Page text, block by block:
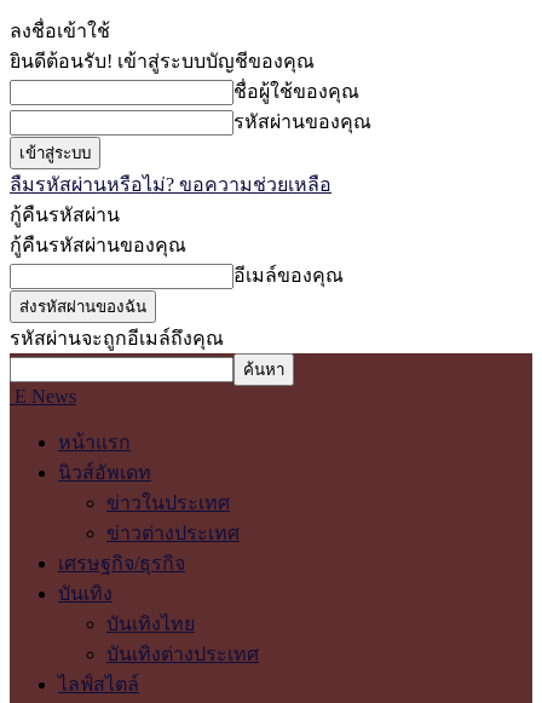
ลงชื่อเข้าใช้
ยินดีต้อนรับ! เข้าสู่ระบบบัญชีของคุณ
ชื่อผู้ใช้ของคุณ
รหัสผ่านของคุณ
ลืมรหัสผ่านหรือไม่? ขอความช่วยเหลือ
กู้คืนรหัสผ่าน
กู้คืนรหัสผ่านของคุณ
อีเมล์ของคุณ
รหัสผ่านจะถูกอีเมล์ถึงคุณ
E News
หน้าแรก
นิวส์อัพเดท
ข่าวในประเทศ
ข่าวต่างประเทศ
เศรษฐกิจ/ธุรกิจ
บันเทิง
บันเทิงไทย
บันเทิงต่างประเทศ
ไลฟ์สไตล์